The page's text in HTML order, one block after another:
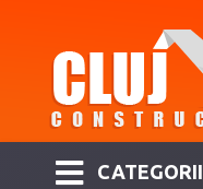
CATEGORII